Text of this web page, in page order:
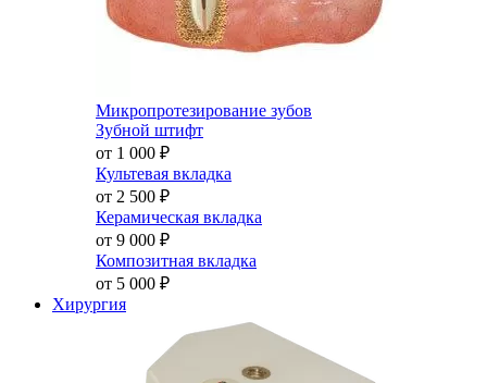
Микропротезирование зубов
Зубной штифт
от 1 000 ₽
Культевая вкладка
от 2 500 ₽
Керамическая вкладка
от 9 000 ₽
Композитная вкладка
от 5 000 ₽
Хирургия